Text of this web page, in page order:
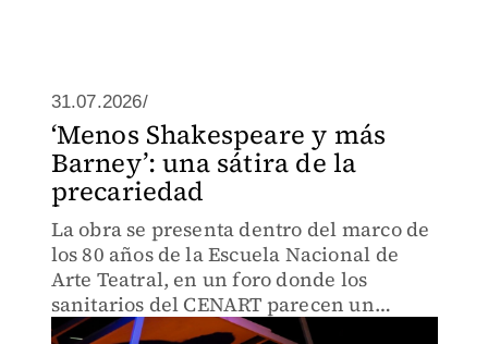
31.07.2026/
‘Menos Shakespeare y más
Barney’: una sátira de la
precariedad
La obra se presenta dentro del marco de
los 80 años de la Escuela Nacional de
Arte Teatral, en un foro donde los
sanitarios del CENART parecen un
elemento escenográfico.